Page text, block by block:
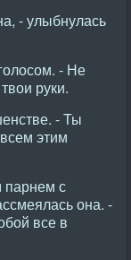
- улыбнулась
- Не
руки.
- Ты
этим
парнем с
она. -
все в